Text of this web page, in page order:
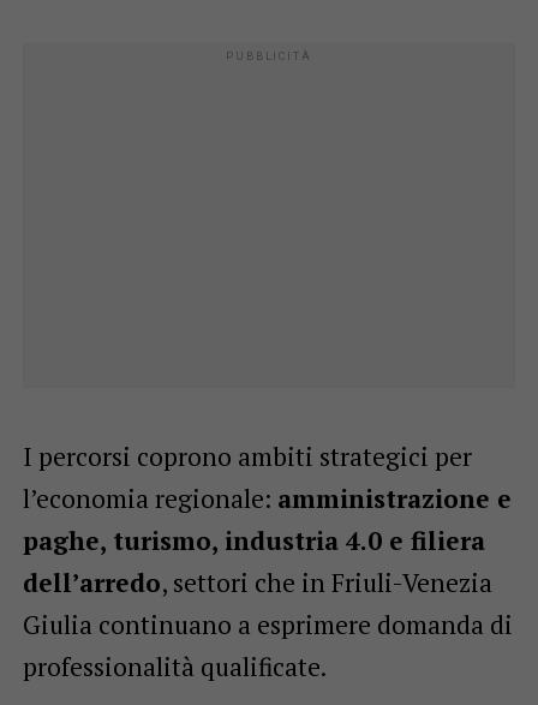
I percorsi coprono ambiti strategici per
l’economia regionale: amministrazione e
paghe, turismo, industria 4.0 e filiera
dell’arredo, settori che in Friuli-Venezia
Giulia continuano a esprimere domanda di
professionalità qualificate.